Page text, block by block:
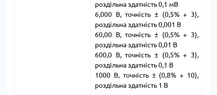
роздільна здатність 0,1 мВ
6,000 В, точність ± (0,5% + 3),
роздільна здатність 0,001 В
60,00 В, точність ± (0,5% + 3),
роздільна здатність 0,01 В
600,0 В, точність ± (0,5% + 3),
роздільна здатність 0,1 В
1000 В, точність ± (0,8% + 10),
роздільна здатність 1 В